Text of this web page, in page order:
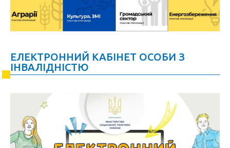
ЕЛЕКТРОННИЙ КАБІНЕТ ОСОБИ З
ІНВАЛІДНІСТЮ